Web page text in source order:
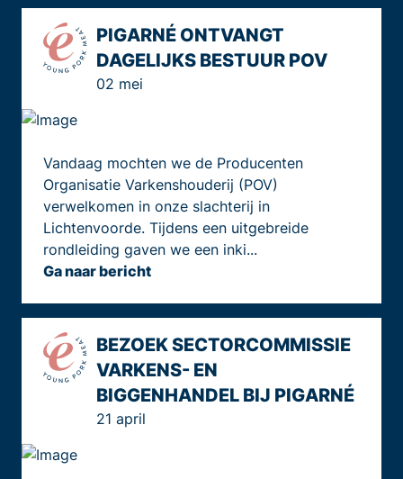
PIGARNÉ ONTVANGT
DAGELIJKS BESTUUR POV
02 mei
Vandaag mochten we de Producenten
Organisatie Varkenshouderij (POV)
verwelkomen in onze slachterij in
Lichtenvoorde. Tijdens een uitgebreide
rondleiding gaven we een inki...
Ga naar bericht
BEZOEK SECTORCOMMISSIE
VARKENS- EN
BIGGENHANDEL BIJ PIGARNÉ
21 april